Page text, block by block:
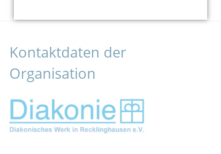
Kontaktdaten der
Organisation